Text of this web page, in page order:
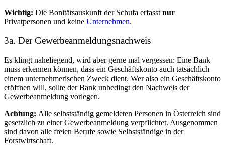
Wichtig: Die Bonitätsauskunft der Schufa erfasst nur
Privatpersonen und keine Unternehmen.
3a. Der Gewerbeanmeldungsnachweis
Es klingt naheliegend, wird aber gerne mal vergessen: Eine Bank
muss erkennen können, dass ein Geschäftskonto auch tatsächlich
einem unternehmerischen Zweck dient. Wer also ein Geschäftskonto
eröffnen will, sollte der Bank unbedingt den Nachweis der
Gewerbeanmeldung vorlegen.
Achtung: Alle selbstständig gemeldeten Personen in Österreich sind
gesetzlich zu einer Gewerbeanmeldung verpflichtet. Ausgenommen
sind davon alle freien Berufe sowie Selbstständige in der
Forstwirtschaft.